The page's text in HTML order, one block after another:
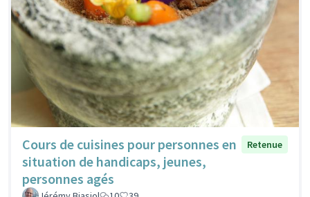
Cours de cuisines pour personnes en
situation de handicaps, jeunes,
personnes agés
Retenue